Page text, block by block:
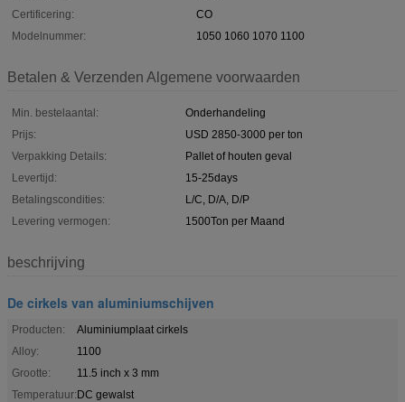
Certificering:
CO
Modelnummer:
1050 1060 1070 1100
Betalen & Verzenden Algemene voorwaarden
Min. bestelaantal:
Onderhandeling
Prijs:
USD 2850-3000 per ton
Verpakking Details:
Pallet of houten geval
Levertijd:
15-25days
Betalingscondities:
L/C, D/A, D/P
Levering vermogen:
1500Ton per Maand
beschrijving
De cirkels van aluminiumschijven
Producten:
Aluminiumplaat cirkels
Alloy:
1100
Grootte:
11.5 inch x 3 mm
Temperatuur:DC gewalst